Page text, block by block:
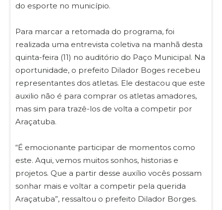
do esporte no município.
Para marcar a retomada do programa, foi
realizada uma entrevista coletiva na manhã desta
quinta-feira (11) no auditório do Paço Municipal. Na
oportunidade, o prefeito Dilador Boges recebeu
representantes dos atletas. Ele destacou que este
auxilio não é para comprar os atletas amadores,
mas sim para trazê-los de volta a competir por
Araçatuba.
“É emocionante participar de momentos como
este. Aqui, vemos muitos sonhos, historias e
projetos. Que a partir desse auxílio vocês possam
sonhar mais e voltar a competir pela querida
Araçatuba”, ressaltou o prefeito Dilador Borges.